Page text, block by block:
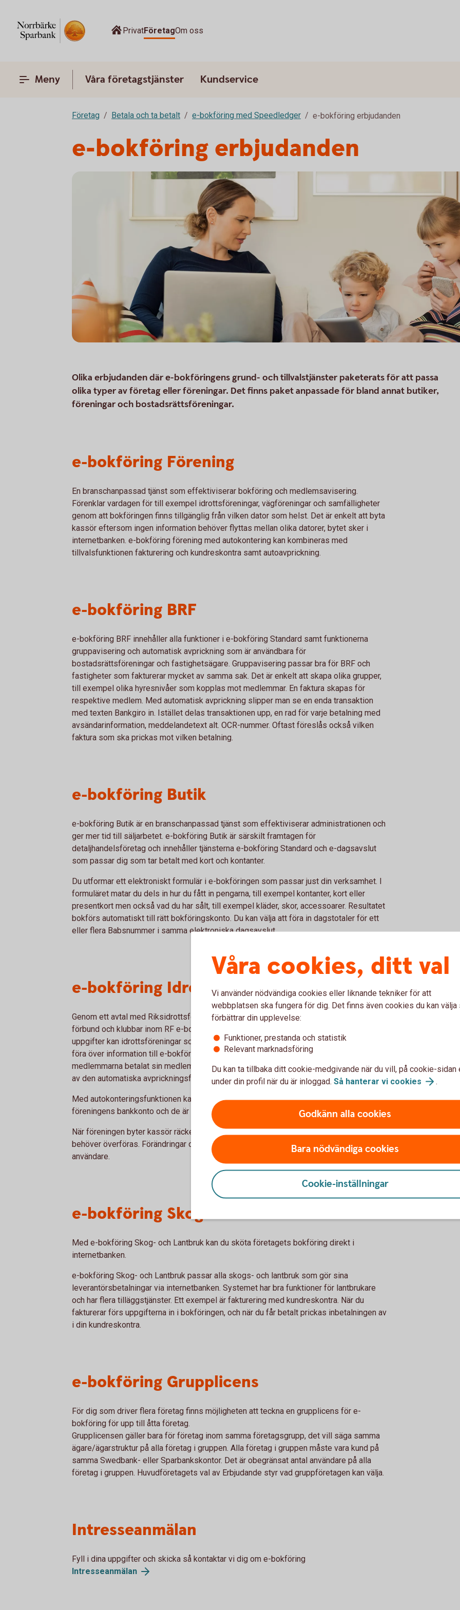
PrivatFöretagOm oss
Meny Våra företagstjänster Kundservice
Företag Betala och ta betalt e-bokföring med Speedledger e-bokföring erbjudanden
e-bokföring erbjudanden
Olika erbjudanden där e-bokföringens grund- och tillvalstjänster paketerats för att passa
olika typer av företag eller föreningar. Det finns paket anpassade för bland annat butiker,
föreningar och bostadsrättsföreningar.
e-bokföring Förening
En branschanpassad tjänst som effektiviserar bokföring och medlemsavisering.
Förenklar vardagen för till exempel idrottsföreningar, vägföreningar och samfälligheter
genom att bokföringen finns tillgänglig från vilken dator som helst. Det är enkelt att byta
kassör eftersom ingen information behöver flyttas mellan olika datorer, bytet sker i
internetbanken. e-bokföring förening med autokontering kan kombineras med
tillvalsfunktionen fakturering och kundreskontra samt autoavprickning.
e-bokföring BRF
e-bokföring BRF innehåller alla funktioner i e-bokföring Standard samt funktionerna
gruppavisering och automatisk avprickning som är användbara för
bostadsrättsföreningar och fastighetsägare. Gruppavisering passar bra för BRF och
fastigheter som fakturerar mycket av samma sak. Det är enkelt att skapa olika grupper,
till exempel olika hyresnivåer som kopplas mot medlemmar. En faktura skapas för
respektive medlem. Med automatisk avprickning slipper man se en enda transaktion
med texten Bankgiro in. Istället delas transaktionen upp, en rad för varje betalning med
avsändarinformation, meddelandetext alt. OCR-nummer. Oftast föreslås också vilken
faktura som ska prickas mot vilken betalning.
e-bokföring Butik
e-bokföring Butik är en branschanpassad tjänst som effektiviserar administrationen och
ger mer tid till säljarbetet. e-bokföring Butik är särskilt framtagen för
detaljhandelsföretag och innehåller tjänsterna e-bokföring Standard och e-dagsavslut
som passar dig som tar betalt med kort och kontanter.
Du utformar ett elektroniskt formulär i e-bokföringen som passar just din verksamhet. I
formuläret matar du dels in hur du fått in pengarna, till exempel kontanter, kort eller
presentkort men också vad du har sålt, till exempel kläder, skor, accessoarer. Resultatet
bokförs automatiskt till rätt bokföringskonto. Du kan välja att föra in dagstotaler för ett
eller flera Babsnummer i samma elektroniska dagsavslut.
e-bokföring Idrottsförening
Genom ett avtal med Riksidrottsförbundet (RF) kan banken erbjuda idrottsföreningar,
förbund och klubbar inom RF e-bokföring till bra villkor. För att minska administrativa
uppgifter kan idrottsföreningar som har sitt medlemsregister i IdrottOnline automatiskt
föra över information till e-bokföringen för vidare fakturering av medlemsavgifter. När
medlemmarna betalat sin medlemsavgift kan inbetalningarna enkelt bokföras med hjälp
av den automatiska avprickningsfunktionen.
Med autokonteringsfunktionen kan ni se alla betalningsuppdrag och händelser på
föreningens bankkonto och de är redo att konteras.
När föreningen byter kassör räcker det att anmäla detta till oss, ingen information
behöver överföras. Förändringar och uppdateringar blir automatiskt tillgängliga för alla
användare.
e-bokföring Skog- och Lantbruk
Med e-bokföring Skog- och Lantbruk kan du sköta företagets bokföring direkt i
internetbanken.
e-bokföring Skog- och Lantbruk passar alla skogs- och lantbruk som gör sina
leverantörsbetalningar via internetbanken. Systemet har bra funktioner för lantbrukare
och har flera tilläggstjänster. Ett exempel är fakturering med kundreskontra. När du
fakturerar förs uppgifterna in i bokföringen, och när du får betalt prickas inbetalningen av
i din kundreskontra.
e-bokföring Grupplicens
För dig som driver flera företag finns möjligheten att teckna en grupplicens för e-
bokföring för upp till åtta företag.
Grupplicensen gäller bara för företag inom samma företagsgrupp, det vill säga samma
ägare/ägarstruktur på alla företag i gruppen. Alla företag i gruppen måste vara kund på
samma Swedbank- eller Sparbankskontor. Det är obegränsat antal användare på alla
företag i gruppen. Huvudföretagets val av Erbjudande styr vad gruppföretagen kan välja.
Intresseanmälan
Fyll i dina uppgifter och skicka så kontaktar vi dig om e-bokföring
Intresseanmälan
Våra cookies, ditt val
Vi använder nödvändiga cookies eller liknande tekniker för att
webbplatsen ska fungera för dig. Det finns även cookies du kan välja
förbättrar din upplevelse:
Funktioner, prestanda och statistik
Relevant marknadsföring
Du kan ta tillbaka ditt cookie-medgivande när du vill, på cookie-sidan
under din profil när du är inloggad. Så hanterar vi cookies .
Godkänn alla cookies
Bara nödvändiga cookies
Cookie-inställningar